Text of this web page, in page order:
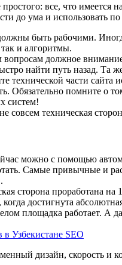
все, что имеется
до ума и использовать
быть рабочими.
и алгоритмы.
вопросам должное
найти путь назад. Та
технической части сайта
Обязательно помните о
систем!
совсем техническая
можно с помощью
Самые привычные и
сторона проработана
достигнута
площадка работает. А
дизайн, скорость